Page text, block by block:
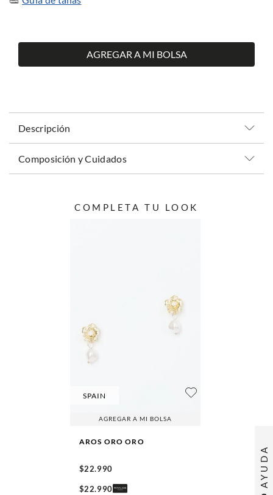
AYUDA
AGREGAR A MI BOLSA
Descripción
Composición y Cuidados
COMPLETA TU LOOK
SPAIN
AGREGAR A MI BOLSA
AROS ORO ORO
$22.990
$22.990